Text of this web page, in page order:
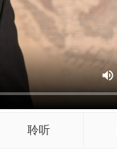
聆听